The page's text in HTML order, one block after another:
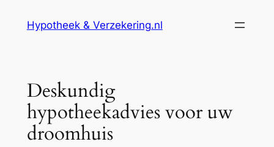
Hypotheek & Verzekering.nl
Deskundig
hypotheekadvies voor uw
droomhuis